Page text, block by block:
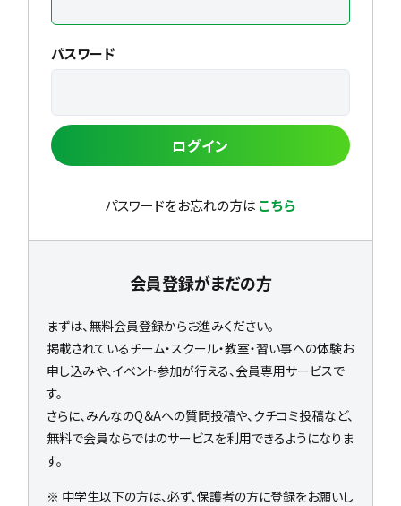
パスワード
ログイン
パスワードをお忘れの方は こちら
会員登録がまだの方
まずは、無料会員登録からお進みください。
掲載されているチーム・スクール・教室・習い事への体験お
申し込みや、イベント参加が行える、会員専用サービスで
す。
さらに、みんなのQ＆Aへの質問投稿や、クチコミ投稿など、
無料で会員ならではのサービスを利用できるようになりま
す。
※ 中学生以下の方は、必ず、保護者の方に登録をお願いし